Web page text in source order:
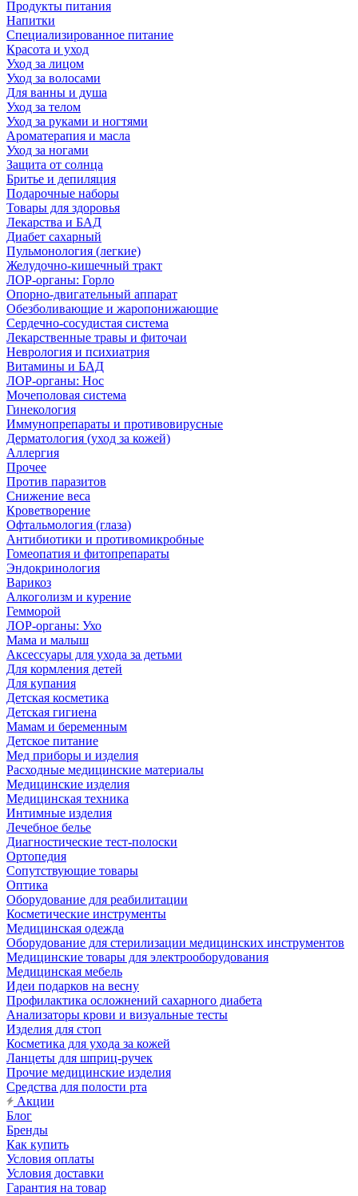
Продукты питания
Напитки
Специализированное питание
Красота и уход
Уход за лицом
Уход за волосами
Для ванны и душа
Уход за телом
Уход за руками и ногтями
Ароматерапия и масла
Уход за ногами
Защита от солнца
Бритье и депиляция
Подарочные наборы
Товары для здоровья
Лекарства и БАД
Диабет сахарный
Пульмонология (легкие)
Желудочно-кишечный тракт
ЛОР-органы: Горло
Опорно-двигательный аппарат
Обезболивающие и жаропонижающие
Сердечно-сосудистая система
Лекарственные травы и фиточаи
Неврология и психиатрия
Витамины и БАД
ЛОР-органы: Нос
Мочеполовая система
Гинекология
Иммунопрепараты и противовирусные
Дерматология (уход за кожей)
Аллергия
Прочее
Против паразитов
Снижение веса
Кроветворение
Офтальмология (глаза)
Антибиотики и противомикробные
Гомеопатия и фитопрепараты
Эндокринология
Варикоз
Алкоголизм и курение
Гемморой
ЛОР-органы: Ухо
Мама и малыш
Аксессуары для ухода за детьми
Для кормления детей
Для купания
Детская косметика
Детская гигиена
Мамам и беременным
Детское питание
Мед приборы и изделия
Расходные медицинские материалы
Медицинские изделия
Медицинская техника
Интимные изделия
Лечебное белье
Диагностические тест-полоски
Ортопедия
Сопутствующие товары
Оптика
Оборудование для реабилитации
Косметические инструменты
Медицинская одежда
Оборудование для стерилизации медицинских инструментов
Медицинские товары для электрооборудования
Медицинская мебель
Идеи подарков на весну
Профилактика осложнений сахарного диабета
Анализаторы крови и визуальные тесты
Изделия для стоп
Косметика для ухода за кожей
Ланцеты для шприц-ручек
Прочие медицинские изделия
Средства для полости рта
Акции
Блог
Бренды
Как купить
Условия оплаты
Условия доставки
Гарантия на товар